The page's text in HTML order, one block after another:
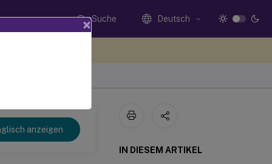
Suche Deutsch
anzeigen
IN DIESEM ARTIKEL
×